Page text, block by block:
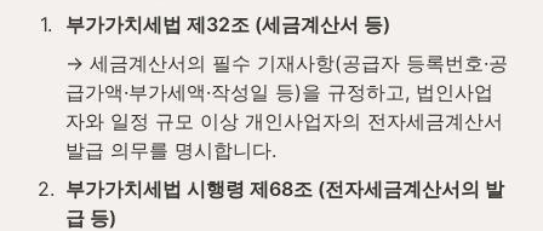
1.
부가가치세법 제32조 (세금계산서 등)
→ 세금계산서의 필수 기재사항(공급자 등록번호·공
급가액·부가세액·작성일 등)을 규정하고, 법인사업
자와 일정 규모 이상 개인사업자의 전자세금계산서
발급 의무를 명시합니다.
2. 부가가치세법 시행령 제68조 (전자세금계산서의 발
급 등)